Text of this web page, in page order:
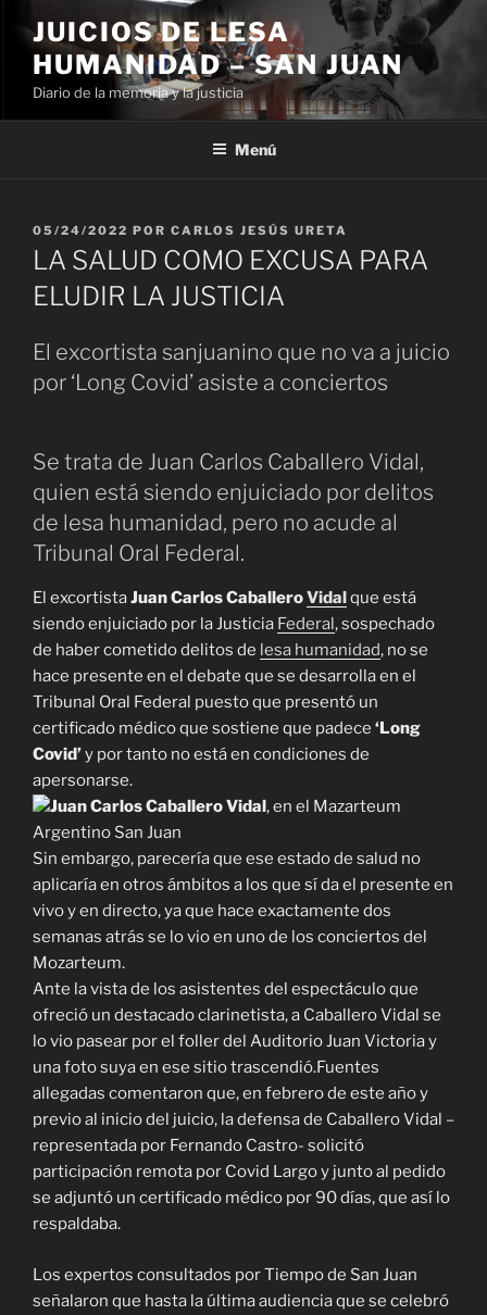
contenido
JUICIOS DE LESA
HUMANIDAD – SAN JUAN
Diario de la memoria y la justicia
Menú
PUBLICADO
EL
05/24/2022 POR CARLOS JESÚS URETA
LA SALUD COMO EXCUSA PARA
ELUDIR LA JUSTICIA
El excortista sanjuanino que no va a juicio
por ‘Long Covid’ asiste a conciertos
Se trata de Juan Carlos Caballero Vidal,
quien está siendo enjuiciado por delitos
de lesa humanidad, pero no acude al
Tribunal Oral Federal.
El excortistaJuan CarlosCaballeroVidalque está
siendo enjuiciado por la Justicia Federal, sospechado
de haber cometido delitos de lesa humanidad, no se
hace presente en el debate que se desarrolla en el
Tribunal Oral Federal puesto que presentó un
certificado médico que sostiene que padece ‘Long
Covid’y por tanto no está en condiciones de
apersonarse.
Juan Carlos Caballero Vidal, en el Mazarteum
Argentino San Juan
Sin embargo, parecería que ese estado de salud no
aplicaría en otros ámbitos a los que sí da el presente en
vivo y en directo, ya que hace exactamente dos
semanas atrás se lo vio en uno de los conciertos del
Mozarteum.
Ante la vista de los asistentes del espectáculo que
ofreció un destacado clarinetista, a Caballero Vidal se
lo vio pasear por el foller del Auditorio Juan Victoria y
una foto suya en ese sitio trascendió.Fuentes
allegadas comentaron que, en febrero de este año y
previo al inicio del juicio, la defensa de Caballero Vidal –
representada por Fernando Castro- solicitó
participación remota por Covid Largo y junto al pedido
se adjuntó un certificado médico por 90 días, que así lo
respaldaba.
Los expertos consultados por Tiempo de San Juan
señalaron que hasta la última audiencia que se celebró